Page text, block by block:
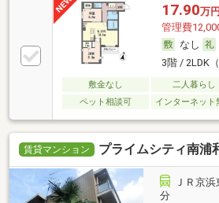
17.90万円
管理費
なし
3階 / 2LDK
敷金なし 二人暮らし
ペット相談可
インターネット
賃貸マンション プライムシティ南浦
ＪＲ京
分